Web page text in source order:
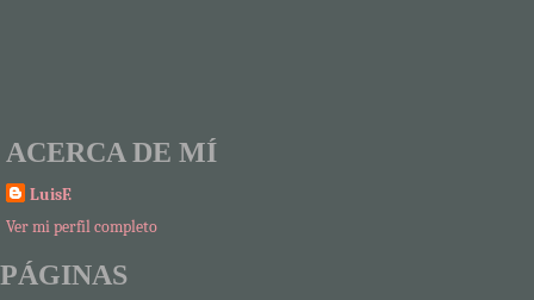
ACERCA DE MÍ
LuisF.
Ver mi perfil completo
PÁGINAS